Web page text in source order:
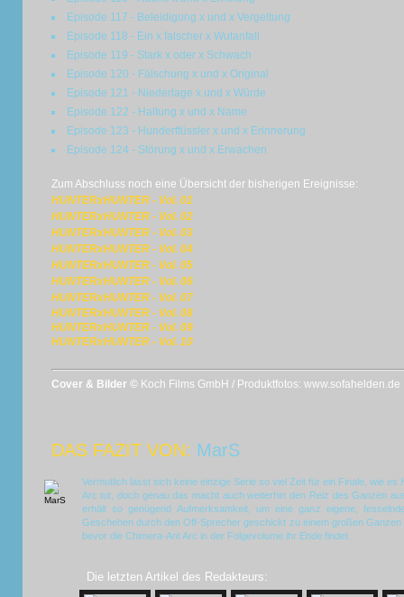
Episode 117 - Beleidigung x und x Vergeltung
Episode 118 - Ein x falscher x Wutanfall
Episode 119 - Stark x oder x Schwach
Episode 120 - Fälschung x und x Original
Episode 121 - Niederlage x und x Würde
Episode 122 - Haltung x und x Name
Episode 123 - Hundertfüssler x und x Erinnerung
Episode 124 - Störung x und x Erwachen
Zum Abschluss noch eine Übersicht der bisherigen Ereignisse:
HUNTERxHUNTER - Vol. 01
HUNTERxHUNTER - Vol. 02
HUNTERxHUNTER - Vol. 03
HUNTERxHUNTER - Vol. 04
HUNTERxHUNTER - Vol. 05
HUNTERxHUNTER - Vol. 06
HUNTERxHUNTER - Vol. 07
HUNTERxHUNTER - Vol. 08
HUNTERxHUNTER - Vol. 09
HUNTERxHUNTER - Vol. 10
Cover & Bilder © Koch Films GmbH / Produktfotos: www.sofahelden.de
DAS FAZIT VON: MarS
Vermutlich lässt sich keine einzige Serie so viel Zeit für ein Finale, wie es
Arc tut, doch genau das macht auch weiterhin den Reiz des Ganzen
erhält so genügend Aufmerksamkeit, um eine ganz eigene,
Geschehen durch den Off-Sprecher geschickt zu einem großen
bevor die Chimera-Ant Arc in der Folgevolume ihr Ende findet.
Die letzten Artikel des Redakteurs: